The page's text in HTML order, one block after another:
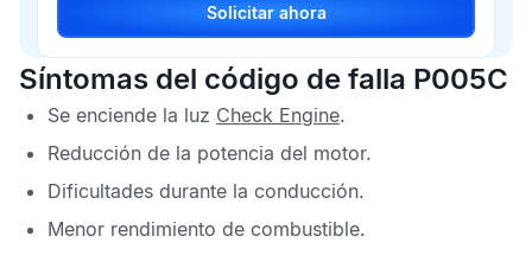
Solicitar ahora
Síntomas del código de falla P005C
Se enciende la luz Check Engine.
Reducción de la potencia del motor.
Dificultades durante la conducción.
Menor rendimiento de combustible.